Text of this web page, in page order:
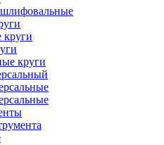
круги
круги